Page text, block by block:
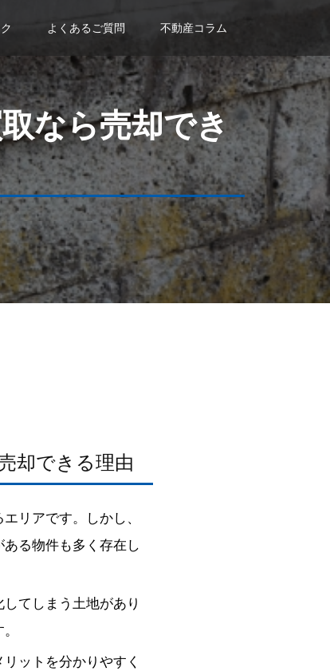
よくあるご質問 不動産コラム
なら売却でき
却できる理由
リアです。しかし、
る物件も多く存在し
てしまう土地があり
ットを分かりやすく